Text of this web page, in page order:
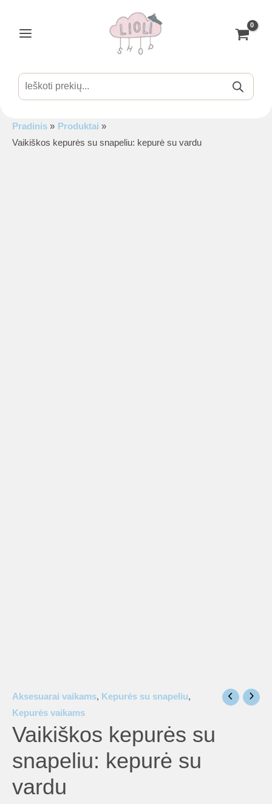
turinio
Products
search
Pradinis
Produktai
Vaikiškos kepurės su snapeliu: kepurė su vardu
Aksesuarai vaikams, Kepurės su snapeliu,
Kepurės vaikams
Vaikiškos kepurės su
snapeliu: kepurė su
vardu